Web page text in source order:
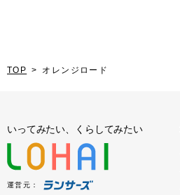
TOP オレンジロード
いってみたい、くらしてみたい
運営元：